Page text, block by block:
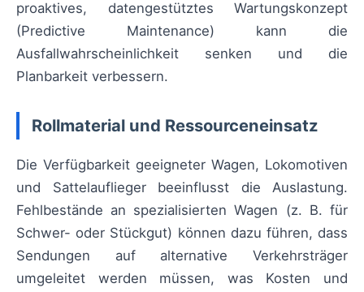
proaktives, datengestütztes Wartungskonzept
(Predictive Maintenance) kann die
Ausfallwahrscheinlichkeit senken und die
Planbarkeit verbessern.
Rollmaterial und Ressourceneinsatz
Die Verfügbarkeit geeigneter Wagen, Lokomotiven
und Sattelauflieger beeinflusst die Auslastung.
Fehlbestände an spezialisierten Wagen (z. B. für
Schwer- oder Stückgut) können dazu führen, dass
Sendungen auf alternative Verkehrsträger
umgeleitet werden müssen, was Kosten und